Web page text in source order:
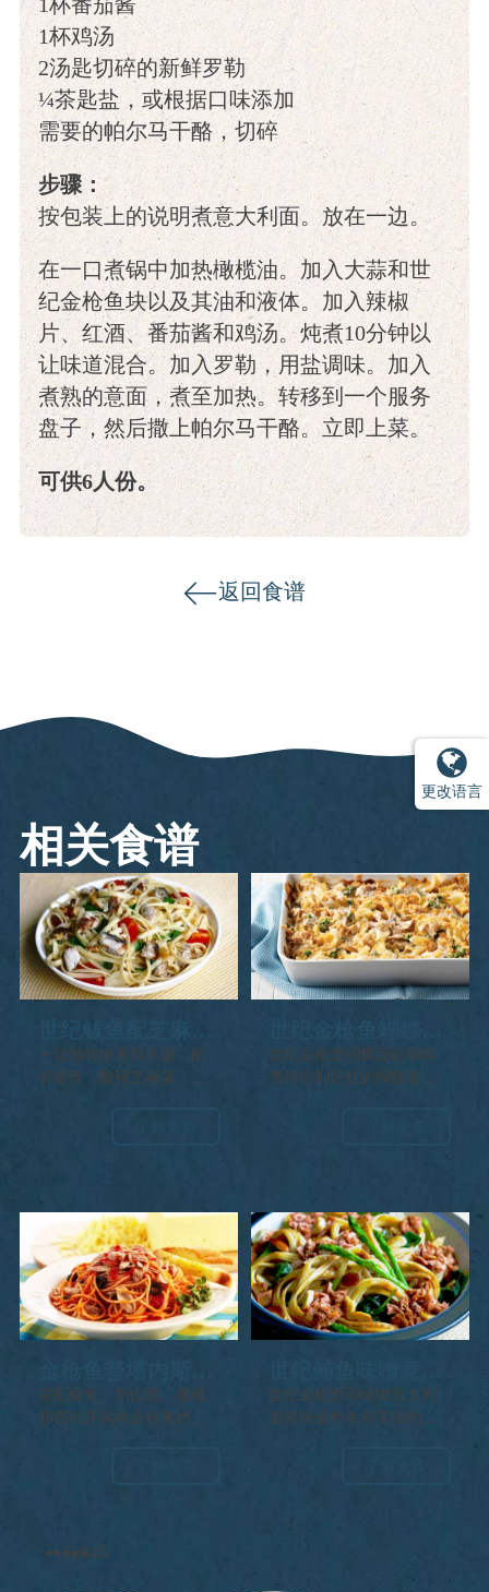
1杯番茄酱
1杯鸡汤
2汤匙切碎的新鲜罗勒
¼茶匙盐，或根据口味添加
需要的帕尔马干酪，切碎
步骤：
按包装上的说明煮意大利面。放在一边。
在一口煮锅中加热橄榄油。加入大蒜和世
纪金枪鱼块以及其油和液体。加入辣椒
片、红酒、番茄酱和鸡汤。炖煮10分钟以
让味道混合。加入罗勒，用盐调味。加入
煮熟的意面，煮至加热。转移到一个服务
盘子，然后撒上帕尔马干酪。立即上菜。
可供6人份。
返回食谱
相关食谱
和松子宽面条
一款独特的香料意面，配
有鲅鱼、酸辣芝麻菜，上
砂锅
世纪金枪鱼蝴蝶面砂锅将
煮得恰到好处的蝴蝶面和
意面
搭配鳀鱼、刺山柑、橄榄
和西班牙风味金枪鱼的辣
利面
世纪金枪鱼和味噌意大利
面将辣金枪鱼和美味的味
12345
更改语言